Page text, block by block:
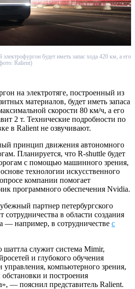
будет иметь запас хода 420 км, а его
Ralient)
на электротяге, построенный из
материалов, будет иметь запаса
скорости 80 км/ч, а его
2 т. Технические подробности по
в Ralient не озвучивают.
принцип движения автономного
Планируется, что R-shuttle будет
с помощью машинного зрения,
технологии искусственного
компании помогает
программного обеспечения Nvidia.
партнер петербургского
сотрудничества в области создания
— например, в сотрудничестве с
шаттла служит система Mimir,
и глубокого обучения
управления, компьютерного зрения,
и построения
— пояснил представитель Ralient.